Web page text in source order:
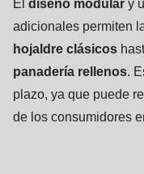
El diseño modular y
adicionales permiten
hojaldre clásicos
panadería rellenos.
plazo, ya que puede
de los consumidores